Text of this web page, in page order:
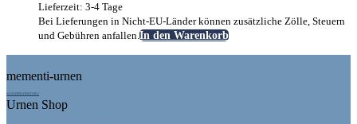
Lieferzeit: 3-4 Tage
Bei Lieferungen in Nicht-EU-Länder können zusätzliche Zölle, Steuern
und Gebühren anfallen.In den Warenkorb
mementi-urnen
AUSGEZEICHNET.ORG
Urnen Shop